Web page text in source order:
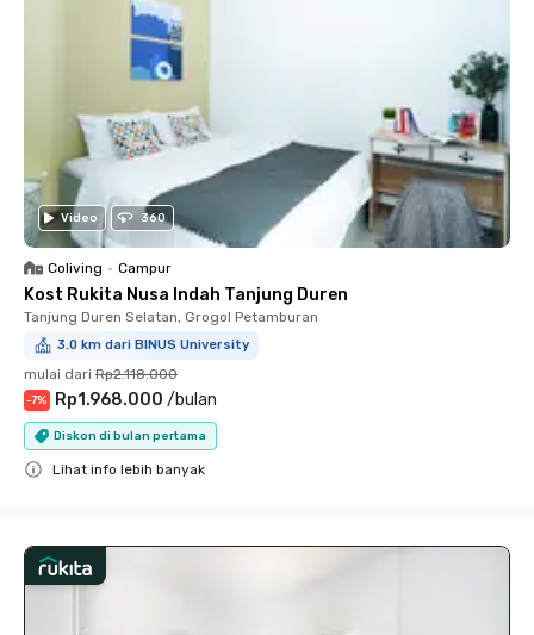
Video 360
Coliving • Campur
Kost Rukita Nusa Indah Tanjung Duren
Tanjung Duren Selatan, Grogol Petamburan
3.0 km dari BINUS University
mulai dari Rp2.118.000
-7% Rp1.968.000 /bulan
Diskon di bulan pertama
Lihat info lebih banyak